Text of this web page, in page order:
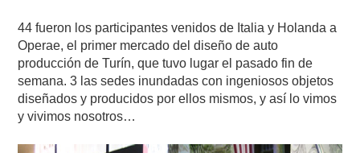
44 fueron los participantes venidos de Italia y Holanda a
Operae, el primer mercado del diseño de auto
producción de Turín, que tuvo lugar el pasado fin de
semana. 3 las sedes inundadas con ingeniosos objetos
diseñados y producidos por ellos mismos, y así lo vimos
y vivimos nosotros…